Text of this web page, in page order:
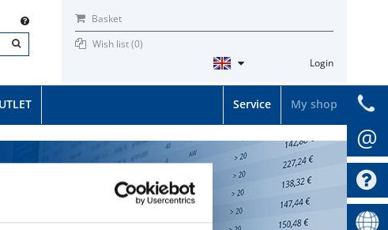
Basket
Wish list (0)
Login
My shop
Service
@